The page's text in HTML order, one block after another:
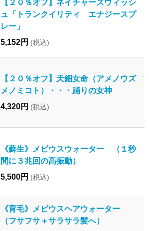
【２０％オフ】ネイチャーズウィッシ
ュ「トランクイリティ エナジースプ
レー」
5,152円 (税込)
【２０％オフ】天鈿女命（アメノウズ
メノミコト）・・・踊りの女神
4,320円 (税込)
《蘇生》メビウスウォーター （１秒
間に３兆回の高振動）
5,500円 (税込)
《育毛》メビウスヘアウォーター
（フサフサ＋サラサラ髪へ）